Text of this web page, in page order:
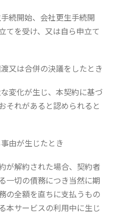
続開始、会社更生手続開
てを受け、又は自ら申立て
又は合併の決議をしたとき
変化が生じ、本契約に基づ
それがあると認められると
由が生じたとき
が解約された場合、契約者
一切の債務につき当然に期
の全額を直ちに支払うもの
本サービスの利用中に生じ